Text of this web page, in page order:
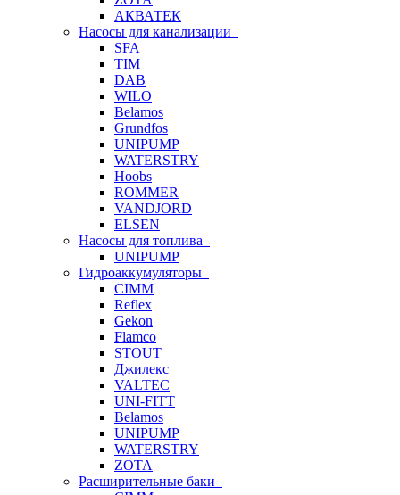
АКВАТЕК
Насосы для канализации
SFA
TIM
DAB
WILO
Belamos
Grundfos
UNIPUMP
WATERSTRY
Hoobs
ROMMER
VANDJORD
ELSEN
Насосы для топлива
UNIPUMP
Гидроаккумуляторы
CIMM
Reflex
Gekon
Flamco
STOUT
Джилекс
VALTEC
UNI-FITT
Belamos
UNIPUMP
WATERSTRY
ZOTA
Расширительные баки